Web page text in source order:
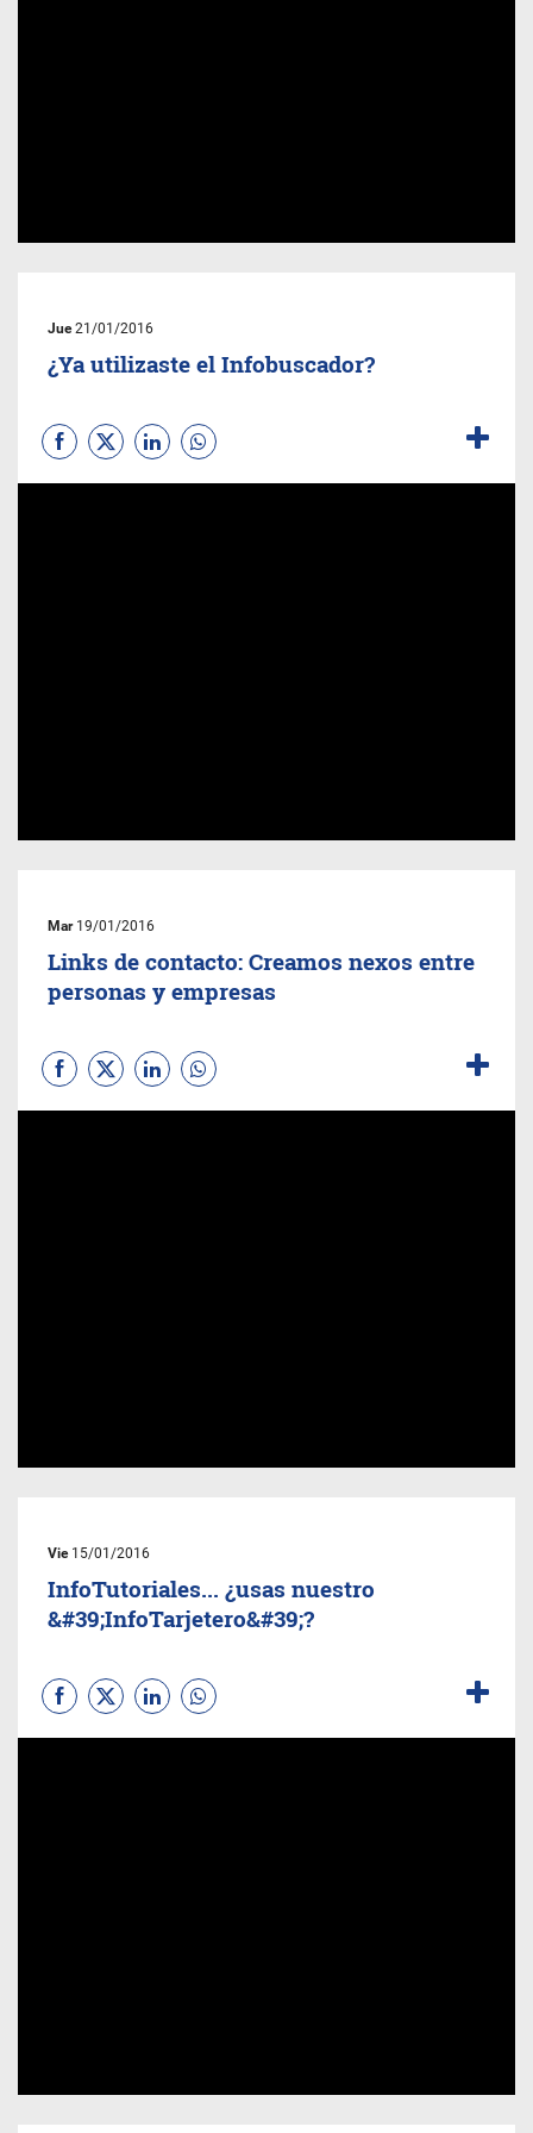
Jue21/01/2016
¿Ya utilizaste el Infobuscador?
Mar19/01/2016
Links de contacto: Creamos nexos entre
personas y empresas
Vie15/01/2016
InfoTutoriales... ¿usas nuestro
&#39;InfoTarjetero&#39;?